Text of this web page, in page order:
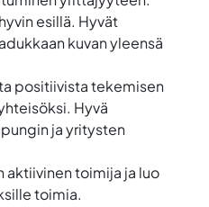
esillä. Hyvät
kuvan yleensä
positiivista tekemisen
Hyvä
ja yritysten
aktiivinen toimija ja luo
toimia.